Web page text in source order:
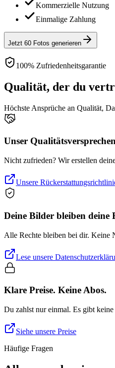
Kommerzielle Nutzung
Einmalige Zahlung
Jetzt 60 Fotos generieren
100% Zufriedenheitsgarantie
Qualität, der du
Höchste Ansprüche an Qualität,
Unser
Nicht zufrieden? Wir erstellen
Unsere
Deine Bilder bleiben deine
Alle Rechte bleiben bei dir. Keine
Lese unsere
Klare Preise. Keine Abos.
Du zahlst nur einmal. Es gibt
Siehe unsere Preise
Häufige Fragen